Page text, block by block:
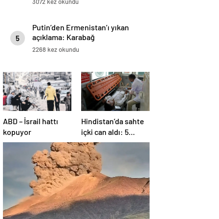
3072 kez okundu
5
Putin’den Ermenistan’ı yıkan
açıklama: Karabağ
Azerbaycan’ın ayrılmaz bir
2268 kez okundu
ABD – İsrail hattı
kopuyor
Hindistan’da sahte
içki can aldı: 5
köyde alarm verildi